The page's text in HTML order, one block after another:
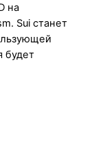
на
Sui станет
будет